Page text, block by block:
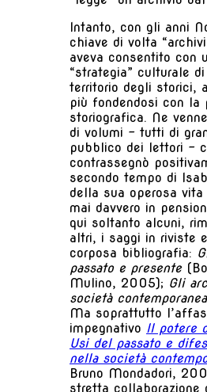
Intanto, con gli anni
chiave di volta
aveva consentito con
“strategia” culturale
territorio degli storici,
più fondendosi con la
storiografica. Ne
di volumi – tutti di
pubblico dei lettori –
contrassegnò
secondo tempo di
della sua operosa
mai davvero in
qui soltanto alcuni,
altri, i saggi in riviste
corposa bibliografia:
passato e presente
Mulino, 2005); Gli
società contemporanea
Ma soprattutto
impegnativo Il potere
Usi del passato e
nella società
Bruno Mondadori,
stretta collaborazione